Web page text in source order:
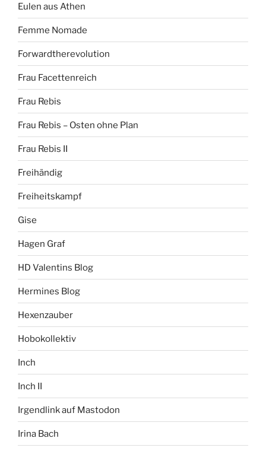
Eulen aus Athen
Femme Nomade
Forwardtherevolution
Frau Facettenreich
Frau Rebis
Frau Rebis – Osten ohne Plan
Frau Rebis II
Freihändig
Freiheitskampf
Gise
Hagen Graf
HD Valentins Blog
Hermines Blog
Hexenzauber
Hobokollektiv
Inch
Inch II
Irgendlink auf Mastodon
Irina Bach